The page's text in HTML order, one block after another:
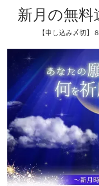
新月の無
【申し込み〆切】